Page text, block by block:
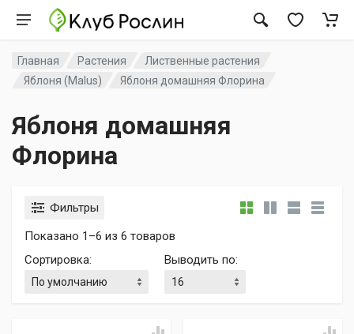
Главная Растения
Лиственные растения
Яблоня (Malus)
Яблоня домашняя Флорина
Яблоня домашняя
Флорина
Фильтры
Показано 1–6 из 6 товаров
Сортировка: Выводить по: